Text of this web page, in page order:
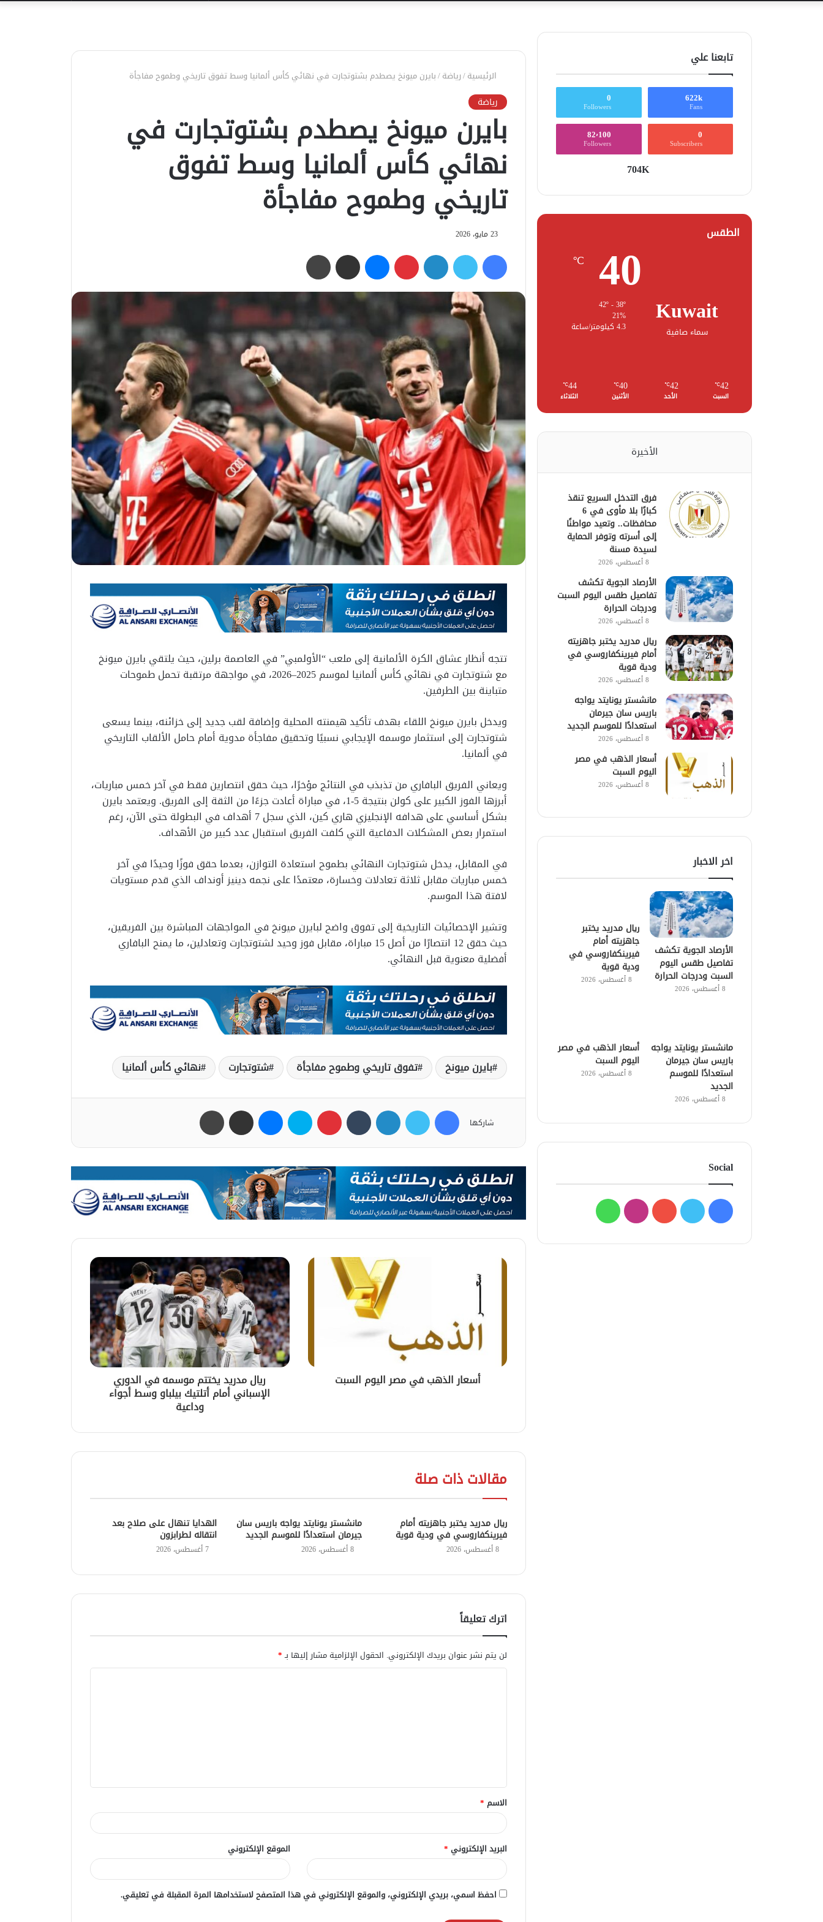
الرئيسية/رياضة/بايرن ميونخ يصطدم بشتوتجارت في نهائي كأس ألمانيا وسط تفوق تاريخي وطموح مفاجأة
رياضة
بايرن ميونخ يصطدم بشتوتجارت في
نهائي كأس ألمانيا وسط تفوق
تاريخي وطموح مفاجأة
23 مايو، 2026
فيسبوك تويتر لينكدإن بينتيريست ماسنجر مشاركة عبر البريد
تتجه أنظار عشاق الكرة الألمانية إلى ملعب “الأولمبي” في العاصمة برلين، حيث يلتقي بايرن ميونخ
مع شتوتجارت في نهائي كأس ألمانيا لموسم 2025–2026، في مواجهة مرتقبة تحمل طموحات
متباينة بين الطرفين.
ويدخل بايرن ميونخ اللقاء بهدف تأكيد هيمنته المحلية وإضافة لقب جديد إلى خزائنه، بينما يسعى
شتوتجارت إلى استثمار موسمه الإيجابي نسبيًا وتحقيق مفاجأة مدوية أمام حامل الألقاب التاريخي
في ألمانيا.
ويعاني الفريق البافاري من تذبذب في النتائج مؤخرًا، حيث حقق انتصارين فقط في آخر خمس مباريات،
أبرزها الفوز الكبير على كولن بنتيجة 5-1، في مباراة أعادت جزءًا من الثقة إلى الفريق. ويعتمد بايرن
بشكل أساسي على هدافه الإنجليزي هاري كين، الذي سجل 7 أهداف في البطولة حتى الآن، رغم
استمرار بعض المشكلات الدفاعية التي كلفت الفريق استقبال عدد كبير من الأهداف.
في المقابل، يدخل شتوتجارت النهائي بطموح استعادة التوازن، بعدما حقق فوزًا وحيدًا في آخر
خمس مباريات مقابل ثلاثة تعادلات وخسارة، معتمدًا على نجمه دينيز أونداف الذي قدم مستويات
لافتة هذا الموسم.
وتشير الإحصائيات التاريخية إلى تفوق واضح لبايرن ميونخ في المواجهات المباشرة بين الفريقين،
حيث حقق 12 انتصارًا من أصل 15 مباراة، مقابل فوز وحيد لشتوتجارت وتعادلين، ما يمنح البافاري
أفضلية معنوية قبل النهائي.
بايرن ميونخ تفوق تاريخي وطموح مفاجأة شتوتجارت نهائي كأس ألمانيا
شاركها
فيسبوك تويتر لينكدإن بينتيريست سكايب ماسنجر مشاركة عبر البريد
أسعار الذهب في مصر اليوم السبت ريال مدريد يختتم موسمه في الدوري
الإسباني أمام أتلتيك بيلباو وسط أجواء
وداعية
مقالات ذات صلة
ريال مدريد يختبر جاهزيته أمام
فيرينكفاروسي في ودية قوية
8 أغسطس، 2026
مانشستر يونايتد يواجه باريس سان
جيرمان استعدادًا للموسم الجديد
8 أغسطس، 2026
الهدايا تنهال على صلاح بعد
انتقاله لطرابزون
7 أغسطس، 2026
اترك تعليقاً
لن يتم نشر عنوان بريدك الإلكتروني. الحقول الإلزامية مشار إليها بـ*
ق
*
الاسم *
البريد الإلكتروني * الموقع الإلكتروني
احفظ اسمي، بريدي الإلكتروني، والموقع الإلكتروني في هذا المتصفح لاستخدامها المرة المقبلة في تعليقي.
تابعنا علي
622k
Fans
0
Followers
0
Subscribers
82٬100
Followers
704K
الطقس
Kuwait
سماء صافية
40
℃
42º - 38º
21%
4.3 كيلومتر/ساعة
42
℃
السبت
42
℃
الأحد
40
℃
الأثنين
44
℃
الثلاثاء
الأخيرة
فرق التدخل السريع تنقذ
كبارًا بلا مأوى في 6
محافظات.. وتعيد مواطنًا
إلى أسرته وتوفر الحماية
لسيدة مسنة
8 أغسطس، 2026
الأرصاد الجوية تكشف
تفاصيل طقس اليوم السبت
ودرجات الحرارة
8 أغسطس، 2026
ريال مدريد يختبر جاهزيته
أمام فيرينكفاروسي في
ودية قوية
8 أغسطس، 2026
مانشستر يونايتد يواجه
باريس سان جيرمان
استعدادًا للموسم الجديد
8 أغسطس، 2026
أسعار الذهب في مصر
اليوم السبت
8 أغسطس، 2026
اخر الاخبار
الأرصاد الجوية تكشف
تفاصيل طقس اليوم
السبت ودرجات الحرارة
8 أغسطس، 2026
ريال مدريد يختبر
جاهزيته أمام
فيرينكفاروسي في
ودية قوية
8 أغسطس، 2026
مانشستر يونايتد يواجه
باريس سان جيرمان
استعدادًا للموسم
الجديد
8 أغسطس، 2026
أسعار الذهب في مصر
اليوم السبت
8 أغسطس، 2026
Social
فيسبوك
تويتر يوتيوبانستقرامواتساب